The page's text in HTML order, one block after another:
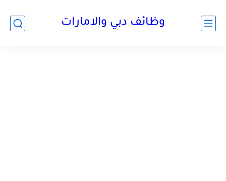
وظائف دبي والامارات